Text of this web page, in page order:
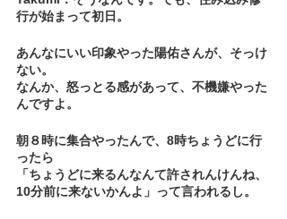
行が始まって初日。
あんなにいい印象やった陽佑さんが、そっけ
ない。
なんか、怒っとる感があって、不機嫌やった
んですよ。
朝８時に集合やったんで、8時ちょうどに行
ったら
「ちょうどに来るんなんて許されんけんね、
10分前に来ないかんよ」って言われるし。